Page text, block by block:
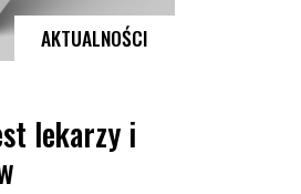
AKTUALNOŚCI
lekarzy i